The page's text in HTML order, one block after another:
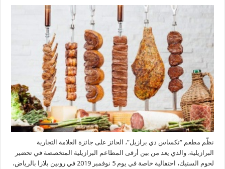
“تكساس
برازيل”
يطلق
تجربة
برازيلية
فريدة
من
نوعها
لأفخم
أنواع
اللحوم
على
الطريقة
الشوراسكاريا
مغلقة
نظّم مطعم “تكساس دي برازيل”، الحائز على جائزة العلامة التجارية
البرازيلية، والذي يعد من بين أرقى المطاعم البرازيلية المتخصصة في تحضير
لحوم الستيك، احتفالية خاصة في يوم 5 نوفمبر 2019 في روبين بلازا بالرياض،